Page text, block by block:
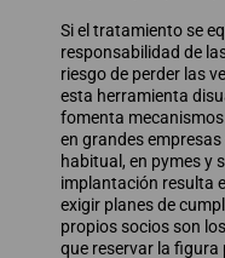
Si el tratamiento se
responsabilidad de
riesgo de perder las
esta herramienta
fomenta
en grandes
habitual, en pymes y
implantación resulta
exigir planes de
propios socios son
que reservar la